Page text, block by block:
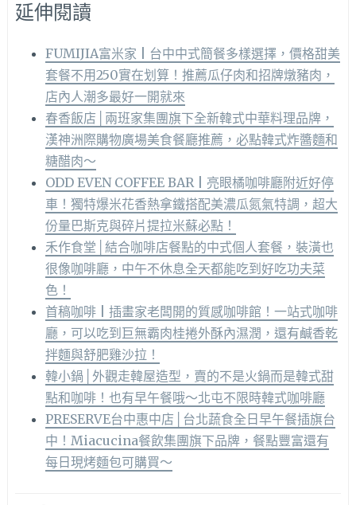
延伸閱讀
FUMIJIA富米家 | 台中中式簡餐多樣選擇，價格甜美
套餐不用250實在划算！推薦瓜仔肉和招牌燉豬肉，
店內人潮多最好一開就來
春香飯店│兩班家集團旗下全新韓式中華料理品牌，
漢神洲際購物廣場美食餐廳推薦，必點韓式炸醬麵和
糖醋肉～
ODD EVEN COFFEE BAR | 亮眼橘咖啡廳附近好停
車！獨特爆米花香熱拿鐵搭配美濃瓜氮氣特調，超大
份量巴斯克與碎片提拉米蘇必點！
禾作食堂│結合咖啡店餐點的中式個人套餐，裝潢也
很像咖啡廳，中午不休息全天都能吃到好吃功夫菜
色！
首稿咖啡 | 插畫家老闆開的質感咖啡館！一站式咖啡
廳，可以吃到巨無霸肉桂捲外酥內濕潤，還有鹹香乾
拌麵與舒肥雞沙拉！
韓小鍋│外觀走韓屋造型，賣的不是火鍋而是韓式甜
點和咖啡！也有早午餐哦～北屯不限時韓式咖啡廳
PRESERVE台中惠中店│台北蔬食全日早午餐插旗台
中！Miacucina餐飲集團旗下品牌，餐點豐富還有
每日現烤麵包可購買～